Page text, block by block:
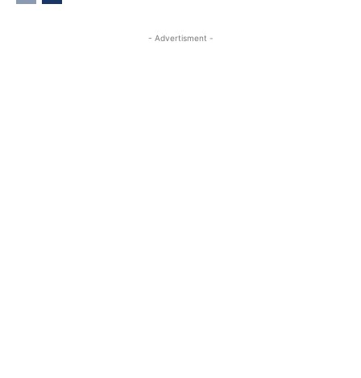
- Advertisment -